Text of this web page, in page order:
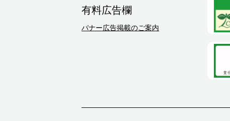
有料広告欄
バナー広告掲載のご案内